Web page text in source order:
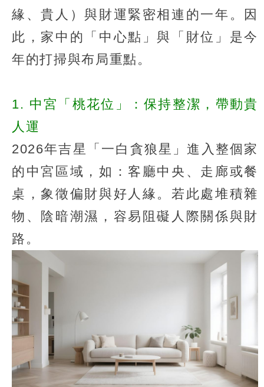
緣、貴人）與財運緊密相連的一年。因
此，家中的「中心點」與「財位」是今
年的打掃與布局重點。
1. 中宮「桃花位」：保持整潔，帶動貴
人運
2026年吉星「一白貪狼星」進入整個家
的中宮區域，如：客廳中央、走廊或餐
桌，象徵偏財與好人緣。若此處堆積雜
物、陰暗潮濕，容易阻礙人際關係與財
路。